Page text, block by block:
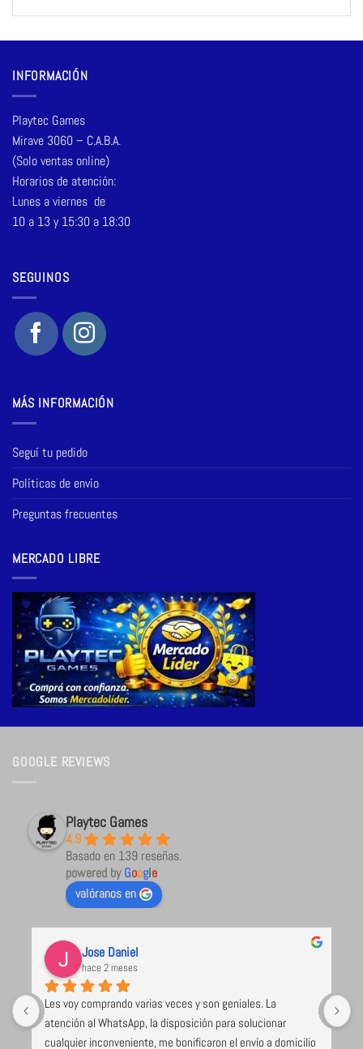
INFORMACIÓN
Playtec Games
Mirave 3060 – C.A.B.A.
(Solo ventas online)
Horarios de atención:
Lunes a viernes de
10 a 13 y 15:30 a 18:30
SEGUINOS
MÁS INFORMACIÓN
Seguí tu pedido
Políticas de envío
Preguntas frecuentes
MERCADO LIBRE
GOOGLE REVIEWS
Playtec Games
4.9
Basado en 139 reseñas.
powered byGoogle
valóranos en
Jose Daniel
hace 2 meses
Les voy comprando varias veces y son geniales. La
atención al WhatsApp, la disposición para solucionar
cualquier inconveniente, me bonificaron el envío a domicilio